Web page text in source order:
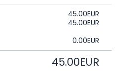
45.00EUR
45.00EUR
0.00EUR
45.00EUR